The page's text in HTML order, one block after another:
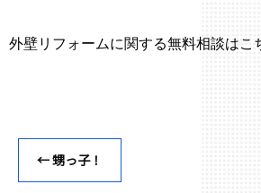
外壁リフォームに関する無料相談はこ
←甥っ子！